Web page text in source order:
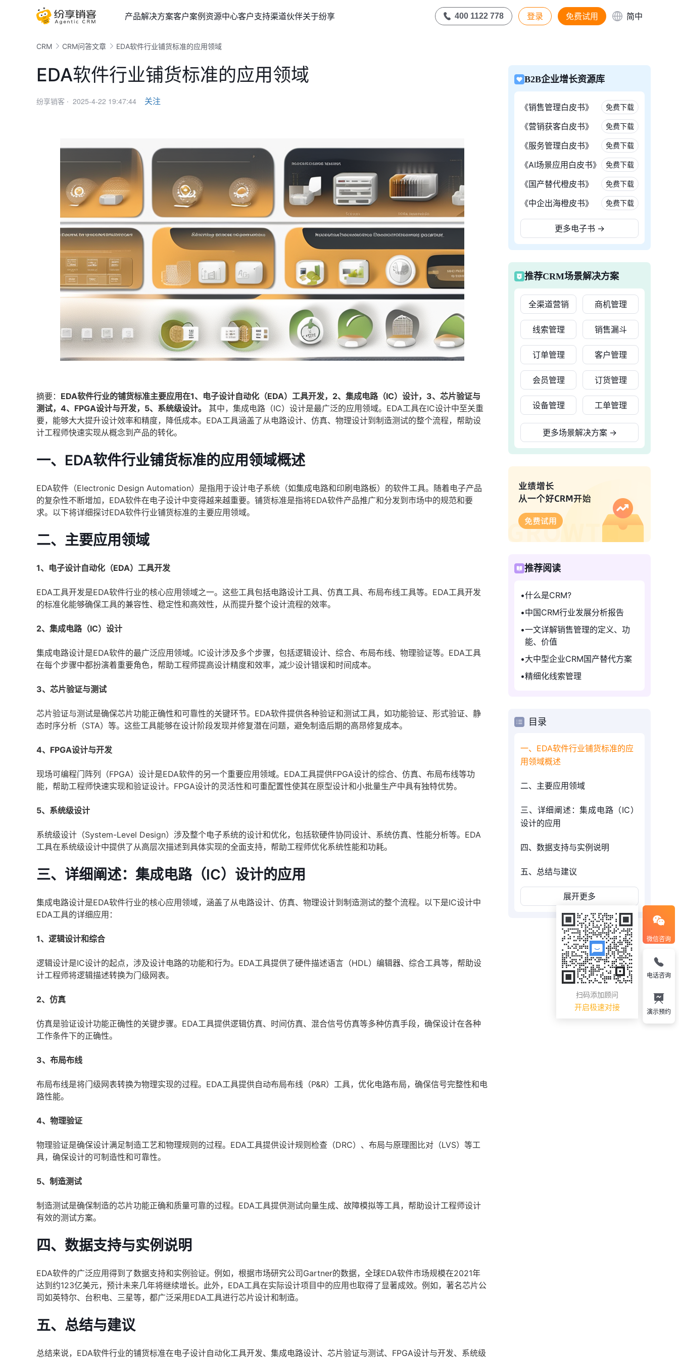
产品解决方案客户案例资源中心客户支持渠道伙伴关于纷享 400 1122 778 登录 免费试用 简中
CRM CRM问答文章 EDA软件行业铺货标准的应用领域
EDA软件行业铺货标准的应用领域
纷享销客 · 2025-4-22 19:47:44 关注
摘要： EDA软件行业的铺货标准主要应用在1、电子设计自动化（EDA）工具开发，2、集成电路（IC）设计，3、芯片验证与
测试，4、FPGA设计与开发，5、系统级设计。
其中，集成电路（IC）设计是最广泛的应用领域。EDA工具在IC设计中至关重
要，能够大大提升设计效率和精度，降低成本。EDA工具涵盖了从电路设计、仿真、物理设计到制造测试的整个流程，帮助设
计工程师快速实现从概念到产品的转化。
一、EDA软件行业铺货标准的应用领域概述
EDA软件（Electronic Design Automation）是指用于设计电子系统（如集成电路和印刷电路板）的软件工具。随着电子产品
的复杂性不断增加，EDA软件在电子设计中变得越来越重要。铺货标准是指将EDA软件产品推广和分发到市场中的规范和要
求。以下将详细探讨EDA软件行业铺货标准的主要应用领域。
二、主要应用领域
1、电子设计自动化（EDA）工具开发
EDA工具开发是EDA软件行业的核心应用领域之一。这些工具包括电路设计工具、仿真工具、布局布线工具等。EDA工具开发
的标准化能够确保工具的兼容性、稳定性和高效性，从而提升整个设计流程的效率。
2、集成电路（IC）设计
集成电路设计是EDA软件的最广泛应用领域。IC设计涉及多个步骤，包括逻辑设计、综合、布局布线、物理验证等。EDA工具
在每个步骤中都扮演着重要角色，帮助工程师提高设计精度和效率，减少设计错误和时间成本。
3、芯片验证与测试
芯片验证与测试是确保芯片功能正确性和可靠性的关键环节。EDA软件提供各种验证和测试工具，如功能验证、形式验证、静
态时序分析（STA）等。这些工具能够在设计阶段发现并修复潜在问题，避免制造后期的高昂修复成本。
4、FPGA设计与开发
现场可编程门阵列（FPGA）设计是EDA软件的另一个重要应用领域。EDA工具提供FPGA设计的综合、仿真、布局布线等功
能，帮助工程师快速实现和验证设计。FPGA设计的灵活性和可重配置性使其在原型设计和小批量生产中具有独特优势。
5、系统级设计
系统级设计（System-Level Design）涉及整个电子系统的设计和优化，包括软硬件协同设计、系统仿真、性能分析等。EDA
工具在系统级设计中提供了从高层次描述到具体实现的全面支持，帮助工程师优化系统性能和功耗。
三、详细阐述：集成电路（IC）设计的应用
集成电路设计是EDA软件行业的核心应用领域，涵盖了从电路设计、仿真、物理设计到制造测试的整个流程。以下是IC设计中
EDA工具的详细应用：
1、逻辑设计和综合
逻辑设计是IC设计的起点，涉及设计电路的功能和行为。EDA工具提供了硬件描述语言（HDL）编辑器、综合工具等，帮助设
计工程师将逻辑描述转换为门级网表。
2、仿真
仿真是验证设计功能正确性的关键步骤。EDA工具提供逻辑仿真、时间仿真、混合信号仿真等多种仿真手段，确保设计在各种
工作条件下的正确性。
3、布局布线
布局布线是将门级网表转换为物理实现的过程。EDA工具提供自动布局布线（P&R）工具，优化电路布局，确保信号完整性和电
路性能。
4、物理验证
物理验证是确保设计满足制造工艺和物理规则的过程。EDA工具提供设计规则检查（DRC）、布局与原理图比对（LVS）等工
具，确保设计的可制造性和可靠性。
5、制造测试
制造测试是确保制造的芯片功能正确和质量可靠的过程。EDA工具提供测试向量生成、故障模拟等工具，帮助设计工程师设计
有效的测试方案。
四、数据支持与实例说明
EDA软件的广泛应用得到了数据支持和实例验证。例如，根据市场研究公司Gartner的数据，全球EDA软件市场规模在2021年
达到约123亿美元，预计未来几年将继续增长。此外，EDA工具在实际设计项目中的应用也取得了显著成效。例如，著名芯片公
司如英特尔、台积电、三星等，都广泛采用EDA工具进行芯片设计和制造。
五、总结与建议
总结来说，EDA软件行业的铺货标准在电子设计自动化工具开发、集成电路设计、芯片验证与测试、FPGA设计与开发、系统级
B2B企业增长资源库
《销售管理白皮书》 免费下载
《营销获客白皮书》 免费下载
《服务管理白皮书》 免费下载
《AI场景应用白皮书》 免费下载
《国产替代橙皮书》 免费下载
《中企出海橙皮书》 免费下载
更多电子书 →
推荐CRM场景解决方案
全渠道营销 商机管理
线索管理 销售漏斗
订单管理 客户管理
会员管理 订货管理
设备管理 工单管理
更多场景解决方案 →
推荐阅读
什么是CRM?
中国CRM行业发展分析报告
一文详解销售管理的定义、功
能、价值
大中型企业CRM国产替代方案
精细化线索管理
目录
一、EDA软件行业铺货标准的应
用领域概述
二、主要应用领域
三、详细阐述：集成电路（IC）
设计的应用
四、数据支持与实例说明
五、总结与建议
展开更多
微信咨询
扫码添加顾问
开启极速对接
电话咨询
演示预约